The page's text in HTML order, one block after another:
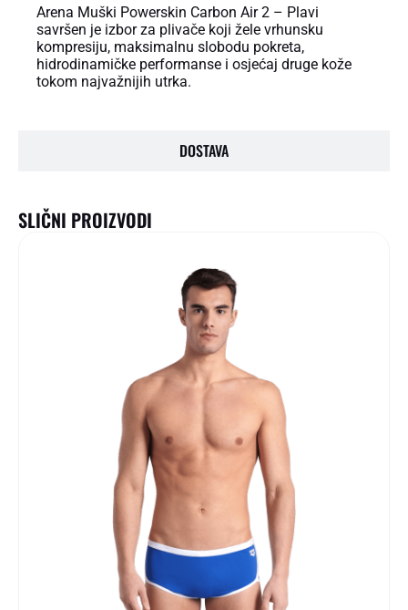
DOSTAVA
Arena Muški Powerskin Carbon Air 2 – Plavi
savršen je izbor za plivače koji žele vrhunsku
kompresiju, maksimalnu slobodu pokreta,
hidrodinamičke performanse i osjećaj druge kože
tokom najvažnijih utrka.
SLIČNI PROIZVODI